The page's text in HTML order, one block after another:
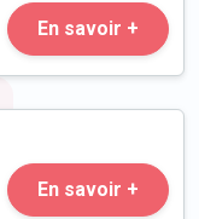
En savoir +
En savoir +